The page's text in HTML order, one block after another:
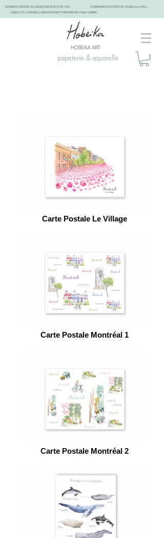
LIVRAISON GRATUITE AU CANADA SUR ACHATS DE 75$+
COMMANDES ENVOYÉES EN 4 JOURS ouvrables
CUEILLETTE À L'ATELIER: COUPON PICKUP ET PRENDRE RDV PAR COURRIEL
papeterie & aquarelle
Carte Postale Le Village
Carte Postale Montréal 1
Carte Postale Montréal 2